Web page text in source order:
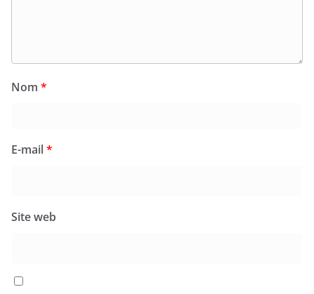
Nom *
E-mail*
Site web